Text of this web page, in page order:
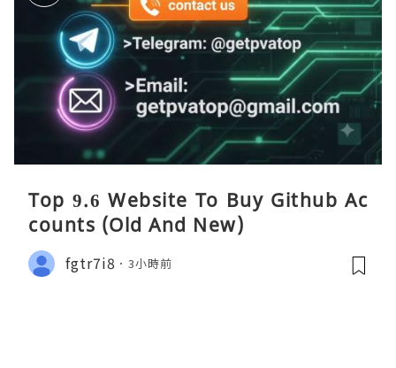
Top 9.6 Website To Buy Github Ac
counts (Old And New)
fgtr7i8 3小時前